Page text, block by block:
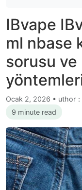
IBvape
ml nbase
sorusu ve
Ocak 2, 2026 • uthor
9 minute read